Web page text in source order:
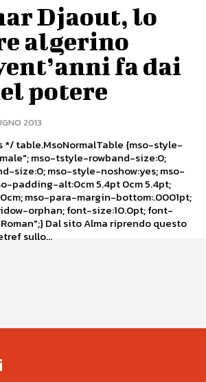
Djaout, lo
algerino
fa dai
potere
2013
style-
size:0;
mso-
size:10.0pt; font-
riprendo questo
sullo...